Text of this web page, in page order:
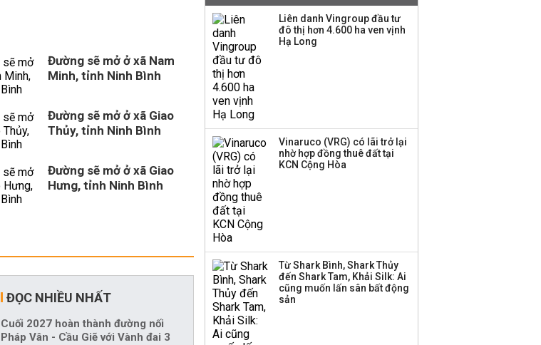
Đường sẽ mở ở xã Nam
Minh, tỉnh Ninh Bình
Đường sẽ mở ở xã Giao
Thủy, tỉnh Ninh Bình
Đường sẽ mở ở xã Giao
Hưng, tỉnh Ninh Bình
ĐỌC NHIỀU NHẤT
Cuối 2027 hoàn thành đường nối
Pháp Vân - Cầu Giẽ với Vành đai 3
vàng Mi Hồng: Từ phụ
xe, sửa đồ điện tử cũ
đến gây dựng thương
hiệu hơn 35 năm tuổi
Mi Hồng lên tiếng sau
bất thường liên quan
đến vấn đề nộp thuế
Liên danh Vingroup đầu tư
đô thị hơn 4.600 ha ven vịnh
Hạ Long
Vinaruco (VRG) có lãi trở lại
nhờ hợp đồng thuê đất tại
KCN Cộng Hòa
Từ Shark Bình, Shark Thủy
đến Shark Tam, Khải Silk: Ai
cũng muốn lấn sân bất động
sản